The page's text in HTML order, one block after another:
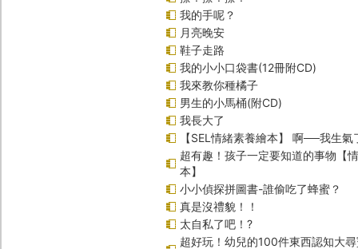
我的手呢？
月亮晚安
鞋子走路
我的小小口袋書(12冊附CD)
我來教你種橘子
男生的小馬桶(附CD)
我長大了
【SEL情緒素養繪本】 啊──我生氣
超有趣！孩子一定要知道的事物【
本】
小小偵探拼圖書-誰偷吃了蜂蜜？
真是沒禮貌！！
太自私了吧！?
超好玩！幼兒的100件東西認知大